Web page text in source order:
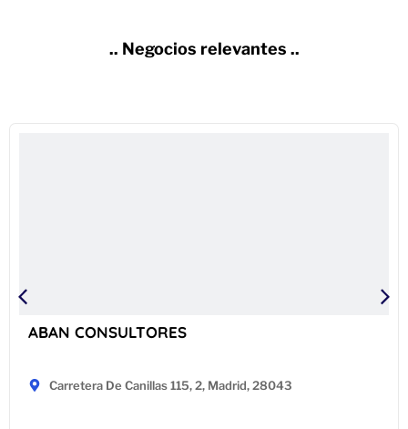
.. Negocios relevantes ..
ABAN CONSULTORES
Carretera De Canillas 115, 2, Madrid, 28043